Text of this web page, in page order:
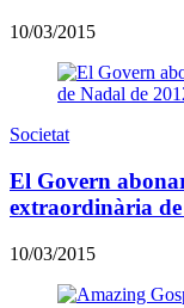
10/03/2015
Societat
El Govern
extraordinària
10/03/2015